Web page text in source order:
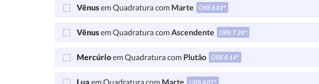
Vênusem Quadratura com Marte ORB6.02°
Vênusem Quadratura comAscendente ORB 7.20°
Mercúrioem Quadratura com Plutão ORB0.14°
Lua em Quadratura com Marte ORB6.01°